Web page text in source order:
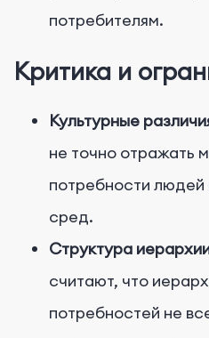
потребителям.
Критика и
Культурные
не точно отражать
потребности людей
сред.
Структура
считают, что
потребностей не